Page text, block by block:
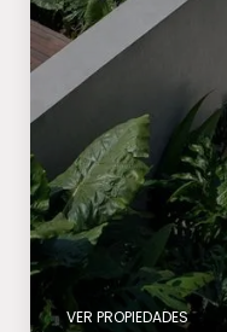
VER PROPIEDADES